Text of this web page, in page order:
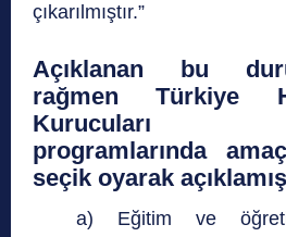
çıkarılmıştır.”
Açıklanan bu
rağmen Türkiye
Kurucuları
programlarında
seçik oyarak
a) Eğitim ve